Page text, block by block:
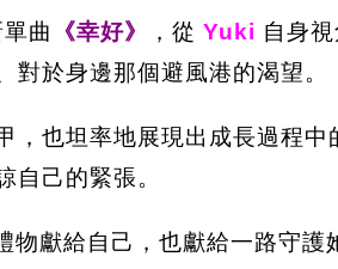
曲 《幸好》 ，從 Yuki 自身
於身邊那個避風港的渴望。
，也坦率地展現出成長過程中
己的緊張。
物獻給自己，也獻給一路守護